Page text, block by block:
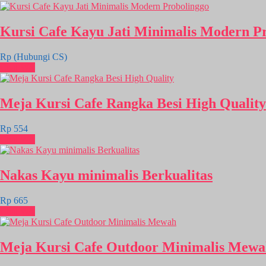
Kursi Cafe Kayu Jati Minimalis Modern
Rp (Hubungi CS)
Meja Kursi Cafe Rangka Besi High Quality
Rp 554
Nakas Kayu minimalis Berkualitas
Rp 665
Meja Kursi Cafe Outdoor Minimalis